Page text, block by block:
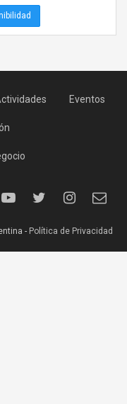
Eventos
- Política de Privacidad